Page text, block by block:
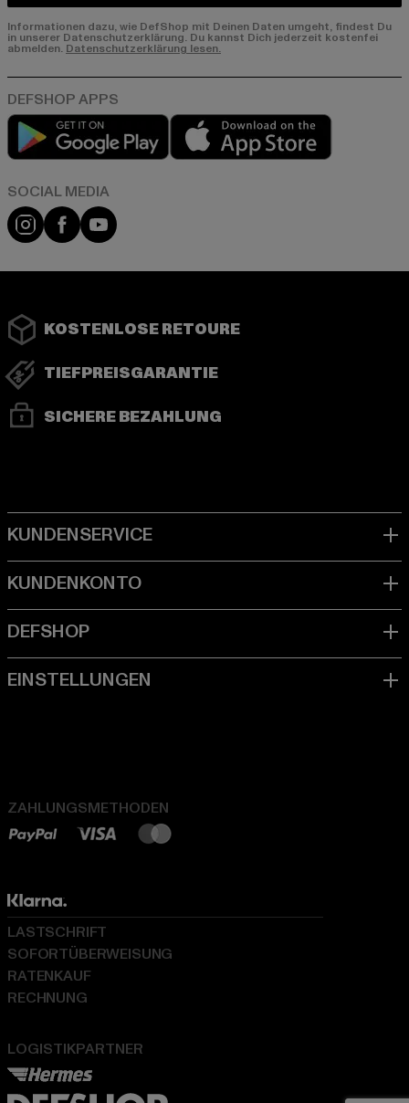
Informationen dazu, wie DefShop mit Deinen Daten umgeht, findest Du
in unserer Datenschutzerklärung. Du kannst Dich jederzeit kostenfei
abmelden. Datenschutzerklärung lesen.
Play market
Instagram
FacebookYouTube
KOSTENLOSE RETOURE
TIEFPREISGARANTIE
SICHERE BEZAHLUNG
ZAHLUNGSMETHODEN
LOGISTIKPARTNER
LASTSCHRIFT
SOFORTÜBERWEISUNG
RATENKAUF
RECHNUNG